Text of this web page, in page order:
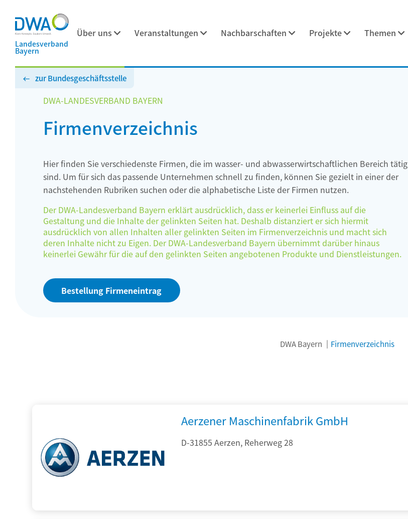
Landesverband
Bayern
Über uns Veranstaltungen Nachbarschaften Projekte Themen
zur Bundesgeschäftsstelle
DWA-LANDESVERBAND BAYERN
Firmenverzeichnis
Hier finden Sie verschiedenste Firmen, die im wasser- und abwasserwirtschaftlichen Bereich tätig
sind. Um für sich das passende Unternehmen schnell zu finden, können Sie gezielt in einer der
nachstehenden Rubriken suchen oder die alphabetische Liste der Firmen nutzen.
Der DWA-Landesverband Bayern erklärt ausdrücklich, dass er keinerlei Einfluss auf die
Gestaltung und die Inhalte der gelinkten Seiten hat. Deshalb distanziert er sich hiermit
ausdrücklich von allen Inhalten aller gelinkten Seiten im Firmenverzeichnis und macht sich
deren Inhalte nicht zu Eigen. Der DWA-Landesverband Bayern übernimmt darüber hinaus
keinerlei Gewähr für die auf den gelinkten Seiten angebotenen Produkte und Dienstleistungen.
Bestellung Firmeneintrag
DWA Bayern Firmenverzeichnis
Aerzener Maschinenfabrik GmbH
D-31855 Aerzen, Reherweg 28